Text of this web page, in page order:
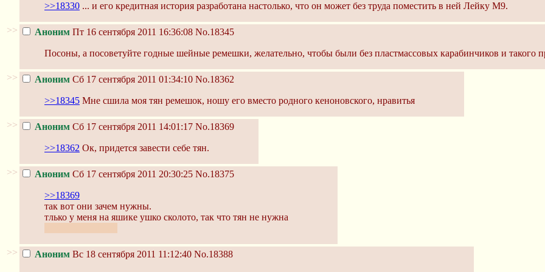
>>18330 ... и его кредитная история разработана настолько, что он может без труда поместить в ней Лейку М9.
>> Аноним Пт 16 сентября 2011 16:36:08 No.18345
Посоны, а посоветуйте годные шейные ремешки, желательно, чтобы были без пластмассовых карабинчиков и такого
>> Аноним Сб 17 сентября 2011 01:34:10 No.18362
>>18345 Мне сшила моя тян ремешок, ношу его вместо родного кеноновского, нравитья
>> Аноним Сб 17 сентября 2011 14:01:17 No.18369
>>18362 Ок, придется завести себе тян.
>> Аноним Сб 17 сентября 2011 20:30:25 No.18375
>>18369
так вот они зачем нужны.
тлько у меня на яшике ушко сколото, так что тян не нужна
>> Аноним Вс 18 сентября 2011 11:12:40 No.18388